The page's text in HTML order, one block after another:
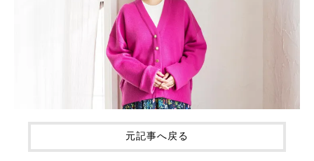
元記事へ戻る